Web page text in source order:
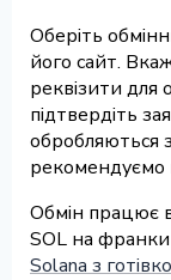
Оберіть
його сайт.
реквізити для
підтвердіть
обробляються
рекомендуємо
Обмін працює
SOL на франки
Solana з